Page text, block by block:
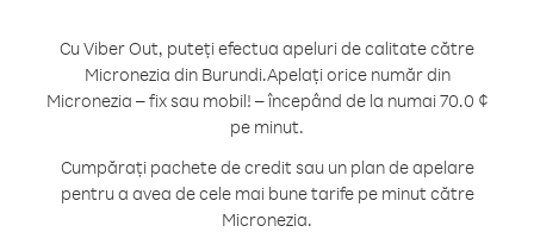
Cu Viber Out, puteți efectua apeluri de calitate către
Micronezia din Burundi.Apelați orice număr din
Micronezia – fix sau mobil! – începând de la numai 70.0 ¢
pe minut.
Cumpărați pachete de credit sau un plan de apelare
pentru a avea de cele mai bune tarife pe minut către
Micronezia.